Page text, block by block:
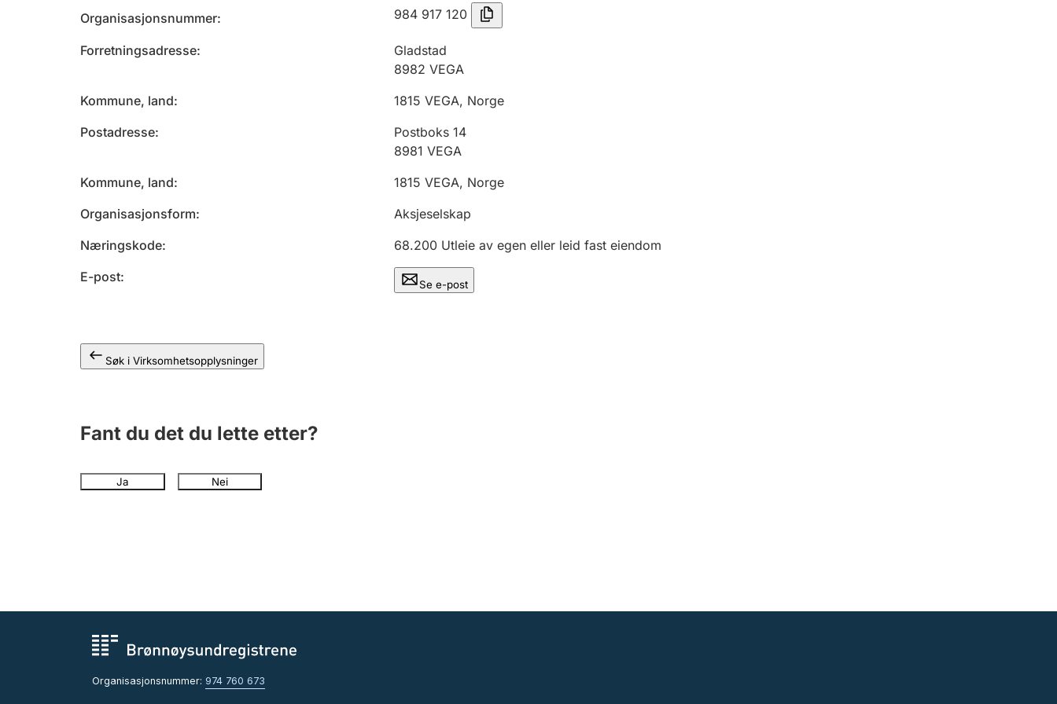
Organisasjonsnummer 984 917 120
Forretningsadresse
Gladstad
8982 VEGA
Kommune, land
1815 VEGA, Norge
Postadresse
Postboks 14
8981 VEGA
Kommune, land
1815 VEGA, Norge
Organisasjonsform
Aksjeselskap
Næringskode
68.200 Utleie av egen eller leid fast eiendom
E-post
Se e-post
Søk i Virksomhetsopplysninger
Fant du det du lette etter?
Ja Nei
Organisasjonsnummer: 974 760 673